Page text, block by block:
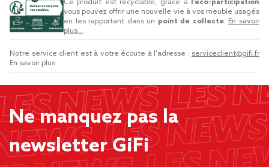
Ce produit est recyclable, grâce à
l’éco-participation
vous pouvez offrir une nouvelle vie à vos meuble usagés
en les rapportant dans un point de collecte. En savoir
plus....
Notre service client est à votre écoute à l'adresse : serviceclient@gifi.fr
En savoir plus...
Ne manquez pas la
newsletter GiFi